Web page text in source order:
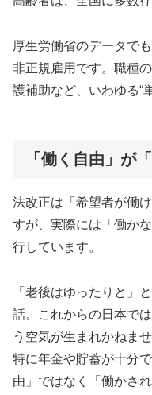
厚生労働省のデータで
非正規雇用です。職種
護補助など、いわゆる“
「働く自由」が
法改正は「希望者が働
すが、実際には「働か
行しています。
「老後はゆったりと」
話。これからの日本で
う空気が生まれかねませ
特に年金や貯蓄が十分
由」ではなく「働かさ